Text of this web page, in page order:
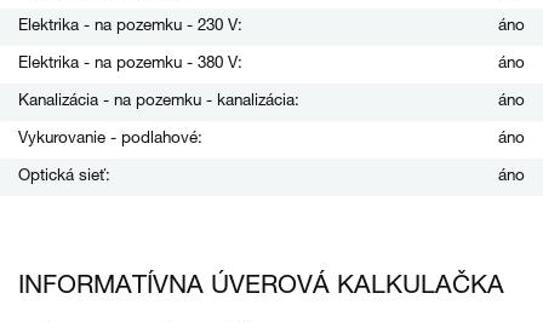
Elektrika - na pozemku - 230 V: áno
Elektrika - na pozemku - 380 V: áno
Kanalizácia - na pozemku - kanalizácia: áno
Vykurovanie - podlahové: áno
Optická sieť: áno
INFORMATÍVNA ÚVEROVÁ KALKULAČKA